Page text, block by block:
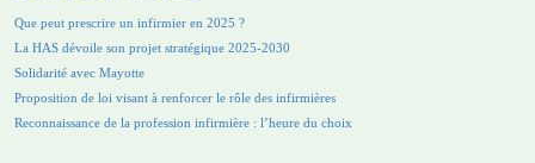
Que peut prescrire un infirmier en 2025 ?
La HAS dévoile son projet stratégique 2025-2030
Solidarité avec Mayotte
Proposition de loi visant à renforcer le rôle des infirmières
Reconnaissance de la profession infirmière : l’heure du choix